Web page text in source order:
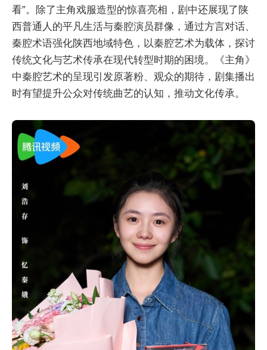
看”。除了主角戏服造型的惊喜亮相，剧中还展现了陕
西普通人的平凡生活与秦腔演员群像，通过方言对话、
秦腔术语强化陕西地域特色，以秦腔艺术为载体，探讨
传统文化与艺术传承在现代转型时期的困境。《主角》
中秦腔艺术的呈现引发原著粉、观众的期待，剧集播出
时有望提升公众对传统曲艺的认知，推动文化传承。